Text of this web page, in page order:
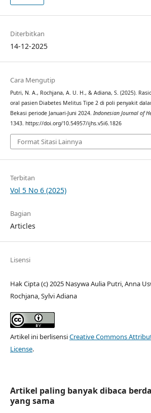
Diterbitkan
14-12-2025
Cara Mengutip
Putri, N. A., Rochjana, A. U. H., & Adiana, S. (2025).
oral pasien Diabetes Melitus Tipe 2 di poli penyakit
Bekasi periode Januari-Juni 2024. Indonesian Journal of
1343. https://doi.org/10.54957/ijhs.v5i6.1826
Format Sitasi Lainnya
Terbitan
Vol 5 No 6 (2025)
Bagian
Articles
Lisensi
Hak Cipta (c) 2025 Nasywa Aulia Putri, Anna
Rochjana, Sylvi Adiana
Artikel ini berlisensiCreative Commons
License.
Artikel paling banyak dibaca
yang sama